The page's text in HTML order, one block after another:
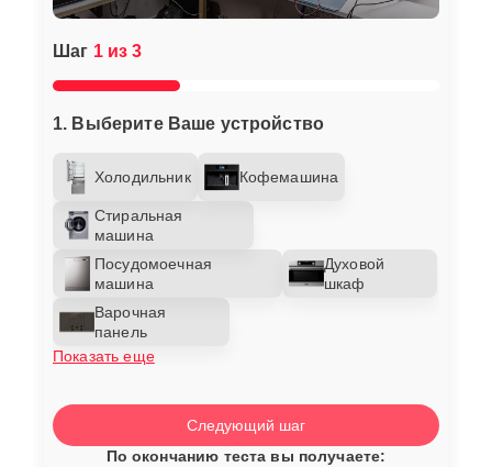
Шаг 1 из 3
1. Выберите Ваше устройство
Холодильник Кофемашина
Стиральная
машина
Посудомоечная
машина
Духовой
шкаф
Варочная
панель
Показать еще
Следующий шаг
По окончанию теста вы получаете: